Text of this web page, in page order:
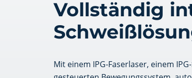
Vollständig
Mit einem IPG-Faserlaser, einem